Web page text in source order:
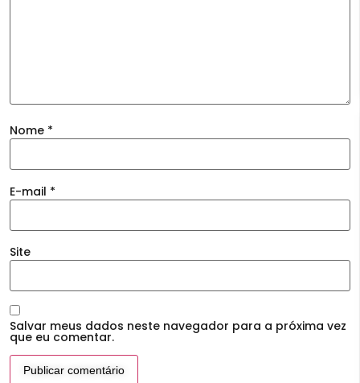
Nome *
E-mail *
Site
Salvar meus dados neste navegador para a próxima vez
que eu comentar.